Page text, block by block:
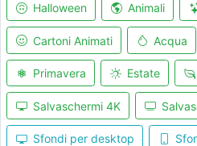
Halloween Animali
Cartoni Animati Acqua
Primavera Estate
Salvaschermi 4K
Sfondi per desktop